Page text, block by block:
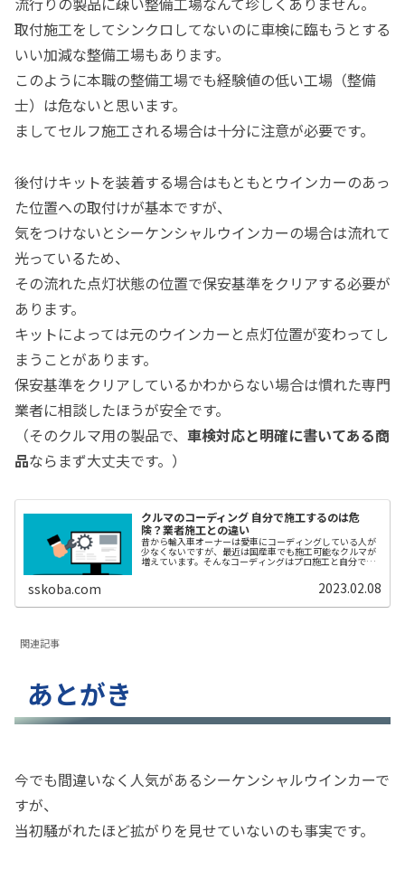
取付施工をしてシンクロしてないのに車検に臨もうとする
いい加減な整備工場もあります。
このように本職の整備工場でも経験値の低い工場（整備
士）は危ないと思います。
ましてセルフ施工される場合は十分に注意が必要です。
後付けキットを装着する場合はもともとウインカーのあっ
た位置への取付けが基本ですが、
気をつけないとシーケンシャルウインカーの場合は流れて
光っているため、
その流れた点灯状態の位置で保安基準をクリアする必要が
あります。
キットによっては元のウインカーと点灯位置が変わってし
まうことがあります。
保安基準をクリアしているかわからない場合は慣れた専門
業者に相談したほうが安全です。
（そのクルマ用の製品で、 車検対応と明確に書いてある商
品ならまず大丈夫です。）
クルマのコーディング 自分で施工するのは危
険？業者施工との違い
昔から輸入車オーナーは愛車にコーディングしている人が
少なくないですが、最近は国産車でも施工可能なクルマが
増えています。そんなコーディングはプロ施工と自分でツ
sskoba.com 2023.02.08
関連記事
あとがき
今でも間違いなく人気があるシーケンシャルウインカーで
すが、
当初騒がれたほど拡がりを見せていないのも事実です。